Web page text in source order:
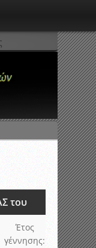
του
Έτος
γέννησης: